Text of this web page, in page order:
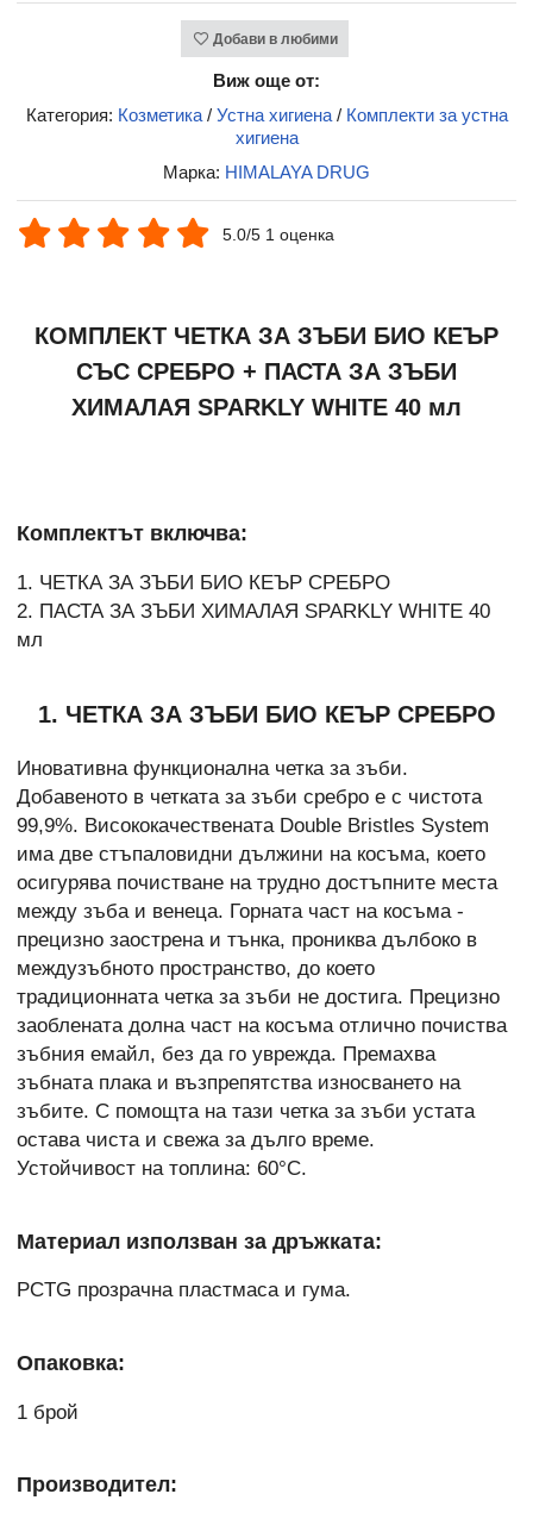
Добави в любими
Виж още от:
Категория: Козметика/ Устна хигиена/ Комплекти за устна
хигиена
Марка: HIMALAYA DRUG
5.0/5 1 оценка
КОМПЛЕКТ ЧЕТКА ЗА ЗЪБИ БИО КЕЪР
СЪС СРЕБРО + ПАСТА ЗА ЗЪБИ
ХИМАЛАЯ SPARKLY WHITE 40 мл
Комплектът включва:
1. ЧЕТКА ЗА ЗЪБИ БИО КЕЪР СРЕБРО
2. ПАСТА ЗА ЗЪБИ ХИМАЛАЯ SPARKLY WHITE 40
мл
1. ЧЕТКА ЗА ЗЪБИ БИО КЕЪР СРЕБРО
Иновативна функционална четка за зъби.
Добавеното в четката за зъби сребро e с чистота
99,9%. Висококачествената Double Bristles System
има две стъпаловидни дължини на косъма, което
осигурява почистване на трудно достъпните места
между зъба и венеца. Горната част на косъма -
прецизно заострена и тънка, прониква дълбоко в
междузъбното пространство, до което
традиционната четка за зъби не достига. Прецизно
заоблената долна част на косъма отлично почиства
зъбния емайл, без да го уврежда. Премахва
зъбната плака и възпрепятства износването на
зъбите. С помощта на тази четка за зъби устата
остава чиста и свежа за дълго време.
Устойчивост на топлина: 60°C.
Материал използван за дръжката:
PCTG прозрачна пластмаса и гума.
Опаковка:
1 брой
Производител: